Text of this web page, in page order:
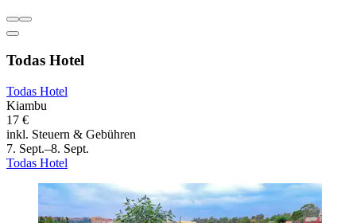
Todas Hotel
Todas Hotel
Kiambu
17 €
inkl. Steuern & Gebühren
7. Sept.–8. Sept.
Todas Hotel